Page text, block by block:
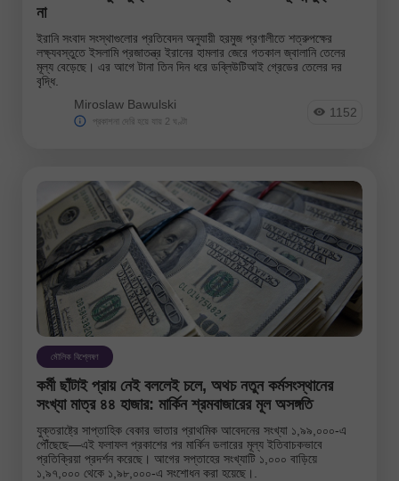
না
ইরানি সংবাদ সংস্থাগুলোর প্রতিবেদন অনুযায়ী হরমুজ প্রণালীতে শত্রুপক্ষের
লক্ষ্যবস্তুতে ইসলামি প্রজাতন্ত্র ইরানের হামলার জেরে গতকাল জ্বালানি তেলের
মূল্য বেড়েছে। এর আগে টানা তিন দিন ধরে ডব্লিউটিআই গ্রেডের তেলের দর
বৃদ্ধি.
Miroslaw Bawulski
প্রকাশনা দেরি হয়ে যায় 2 ঘণ্টা
1152
মৌলিক বিশ্লেষণ
কর্মী ছাঁটাই প্রায় নেই বললেই চলে, অথচ নতুন কর্মসংস্থানের
সংখ্যা মাত্র ৪৪ হাজার: মার্কিন শ্রমবাজারের মূল অসঙ্গতি
যুক্তরাষ্ট্রে সাপ্তাহিক বেকার ভাতার প্রাথমিক আবেদনের সংখ্যা ১,৯৯,০০০-এ
পৌঁছেছে—এই ফলাফল প্রকাশের পর মার্কিন ডলারের মূল্য ইতিবাচকভাবে
প্রতিক্রিয়া প্রদর্শন করেছে। আগের সপ্তাহের সংখ্যাটি ১,০০০ বাড়িয়ে
১,৯৭,০০০ থেকে ১,৯৮,০০০-এ সংশোধন করা হয়েছে।.